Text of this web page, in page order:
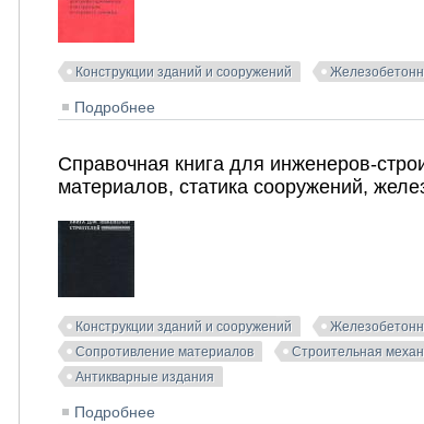
Конструкции зданий и сооружений
Подробнее
Справочная книга для инженеров-
материалов, статика сооружений,
Конструкции зданий и сооружений
Сопротивление материалов
Строительная
Антикварные издания
Подробнее